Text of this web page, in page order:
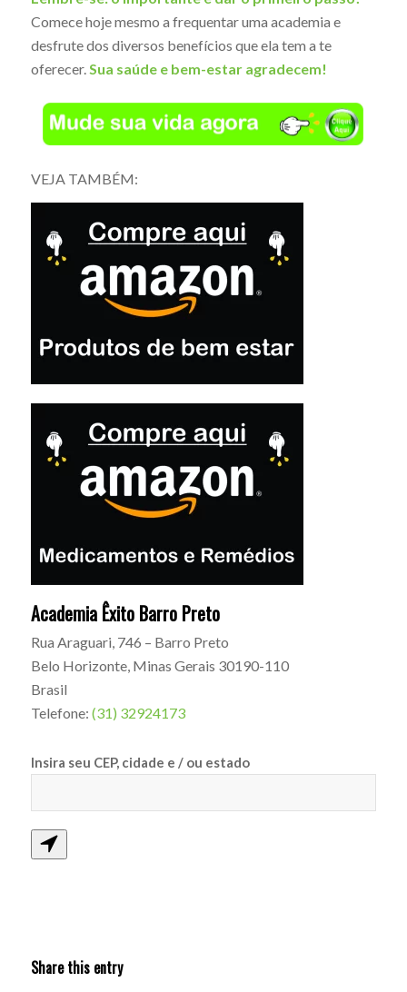
Comece hoje mesmo a frequentar uma academia e
desfrute dos diversos benefícios que ela tem a te
oferecer.Sua saúde e bem-estar agradecem!
VEJA TAMBÉM:
Academia Êxito Barro Preto
Rua Araguari, 746 – Barro Preto
Belo Horizonte, Minas Gerais 30190-110
Brasil
Telefone: (31) 32924173
Insira seu CEP, cidade e / ou estado
Share this entry